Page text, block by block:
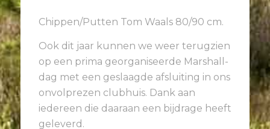
Chippen/Putten Tom Waals 80/90 cm.
Ook dit jaar kunnen we weer terugzien
op een prima georganiseerde Marshall-
dag met een geslaagde afsluiting in ons
onvolprezen clubhuis. Dank aan
iedereen die daaraan een bijdrage heeft
geleverd.